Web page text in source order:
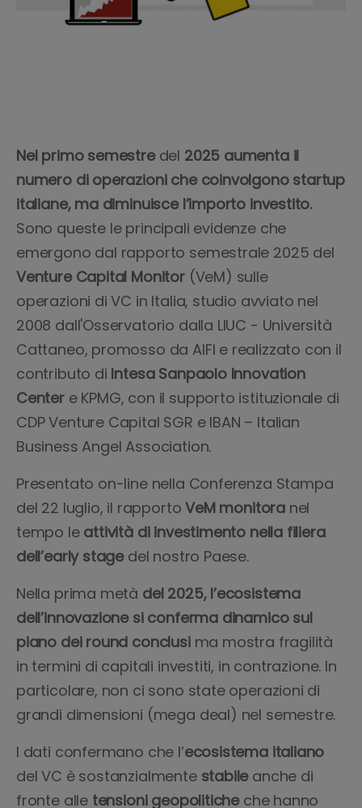
Nel primo semestre del 2025 aumenta il
numero di operazioni che coinvolgono startup
italiane, ma diminuisce l’importo investito.
Sono queste le principali evidenze che
emergono dal rapporto semestrale 2025 del
Venture Capital Monitor(VeM) sulle
operazioni di VC in Italia, studio avviato nel
2008 dall'Osservatorio dalla LIUC - Università
Cattaneo, promosso da AIFI e realizzato con il
contributo di Intesa Sanpaolo Innovation
Centere KPMG, con il supporto istituzionale di
CDP Venture Capital SGR e IBAN – Italian
Business Angel Association.
Presentato on-line nella Conferenza Stampa
del 22 luglio, il rapportoVeM monitora nel
tempo le attività di investimento nella filiera
dell’early stagedel nostro Paese.
Nella prima metà del 2025, l’ecosistema
dell’innovazione si conferma dinamico sul
piano dei round conclusima mostra fragilità
in termini di capitali investiti, in contrazione. In
particolare, non ci sono state operazioni di
grandi dimensioni (mega deal) nel semestre.
I dati confermano che l’ecosistema italiano
del VC è sostanzialmente stabileanche di
fronte alle tensioni geopoliticheche hanno